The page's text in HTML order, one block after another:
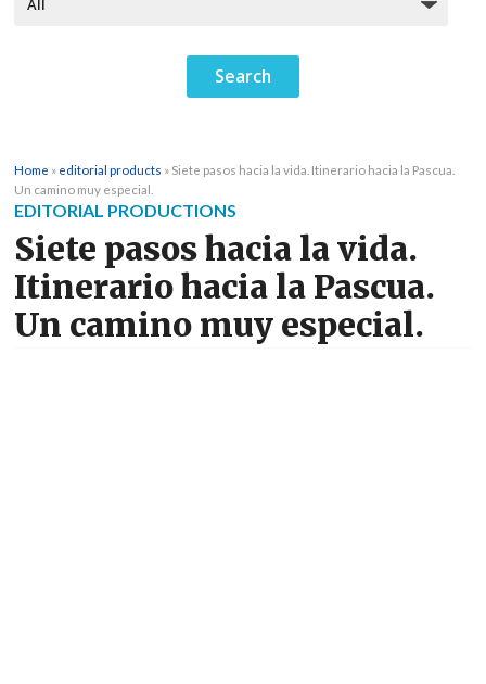
Home » editorial products » Siete pasos hacia la vida. Itinerario hacia la Pascua.
Un camino muy especial.
EDITORIAL PRODUCTIONS
Siete pasos hacia la vida.
Itinerario hacia la Pascua.
Un camino muy especial.